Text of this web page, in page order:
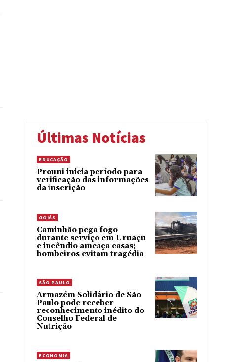
Últimas Notícias
EDUCAÇÃO
Prouni inicia período para
verificação das informações
da inscrição
GOIÁS
Caminhão pega fogo
durante serviço em Uruaçu
e incêndio ameaça casas;
bombeiros evitam tragédia
SÃO PAULO
Armazém Solidário de São
Paulo pode receber
reconhecimento inédito do
Conselho Federal de
Nutrição
ECONOMIA